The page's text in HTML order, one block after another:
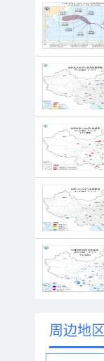
周边地区